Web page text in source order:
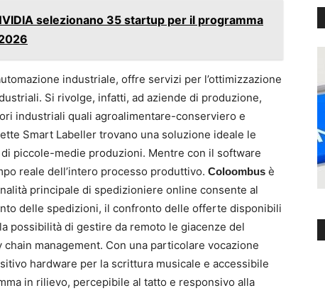
selezionano 35 startup per il programma
industriale, offre servizi per l’ottimizzazione
Si rivolge, infatti, ad aziende di produzione,
industriali quali agroalimentare-conserviero e
Smart Labeller trovano una soluzione ideale le
piccole-medie produzioni. Mentre con il software
reale dell’intero processo produttivo. Coloombus è
principale di spedizioniere online consente al
delle spedizioni, il confronto delle offerte disponibili
possibilità di gestire da remoto le giacenze del
management. Con una particolare vocazione
hardware per la scrittura musicale e accessibile
in rilievo, percepibile al tatto e responsivo alla